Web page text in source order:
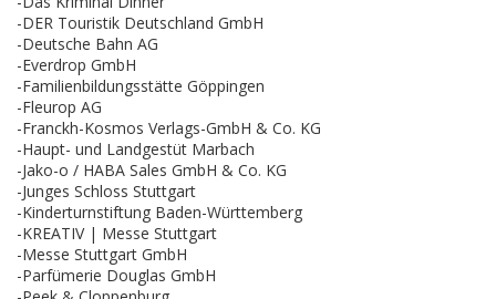
-DER Touristik Deutschland GmbH
-Deutsche Bahn AG
-Everdrop GmbH
-Familienbildungsstätte Göppingen
-Fleurop AG
-Franckh-Kosmos Verlags-GmbH & Co. KG
-Haupt- und Landgestüt Marbach
-Jako-o / HABA Sales GmbH & Co. KG
-Junges Schloss Stuttgart
-Kinderturnstiftung Baden-Württemberg
-KREATIV | Messe Stuttgart
-Messe Stuttgart GmbH
-Parfümerie Douglas GmbH